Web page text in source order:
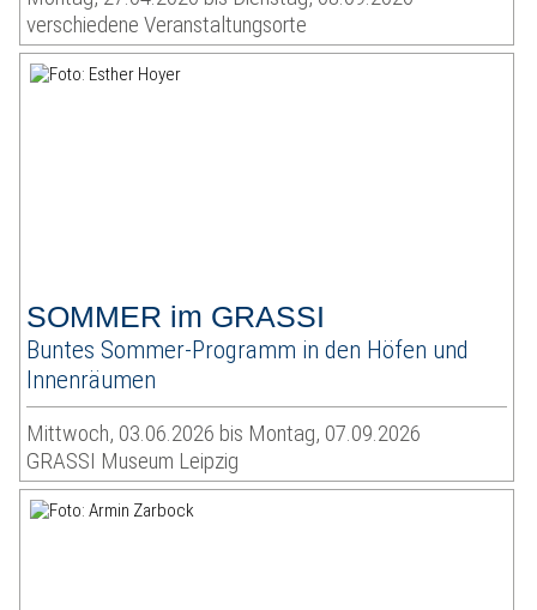
verschiedene Veranstaltungsorte
SOMMER im GRASSI
Buntes Sommer-Programm in den Höfen und
Innenräumen
Mittwoch, 03.06.2026 bis Montag, 07.09.2026
GRASSI Museum Leipzig